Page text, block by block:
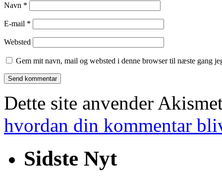
Navn *
E-mail *
Websted
Gem mit navn, mail og websted i denne browser til næste gang
Dette site anvender
hvordan din kommentar
Sidste Nyt